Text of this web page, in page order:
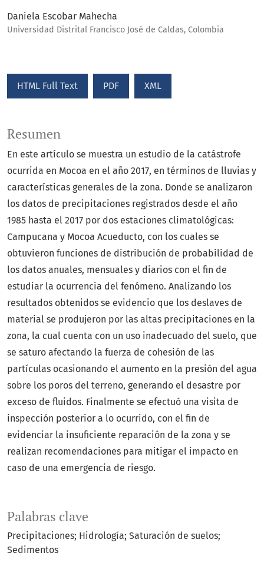
Daniela Escobar Mahecha
Universidad Distrital Francisco José de Caldas, Colombia
HTML Full Text PDF XML
Palabras clave
Precipitaciones; Hidrología; Saturación de suelos;
Sedimentos
Resumen
En este artículo se muestra un estudio de la catástrofe
ocurrida en Mocoa en el año 2017, en términos de lluvias y
características generales de la zona. Donde se analizaron
los datos de precipitaciones registrados desde el año
1985 hasta el 2017 por dos estaciones climatológicas:
Campucana y Mocoa Acueducto, con los cuales se
obtuvieron funciones de distribución de probabilidad de
los datos anuales, mensuales y diarios con el fin de
estudiar la ocurrencia del fenómeno. Analizando los
resultados obtenidos se evidencio que los deslaves de
material se produjeron por las altas precipitaciones en la
zona, la cual cuenta con un uso inadecuado del suelo, que
se saturo afectando la fuerza de cohesión de las
partículas ocasionando el aumento en la presión del agua
sobre los poros del terreno, generando el desastre por
exceso de fluidos. Finalmente se efectuó una visita de
inspección posterior a lo ocurrido, con el fin de
evidenciar la insuficiente reparación de la zona y se
realizan recomendaciones para mitigar el impacto en
caso de una emergencia de riesgo.